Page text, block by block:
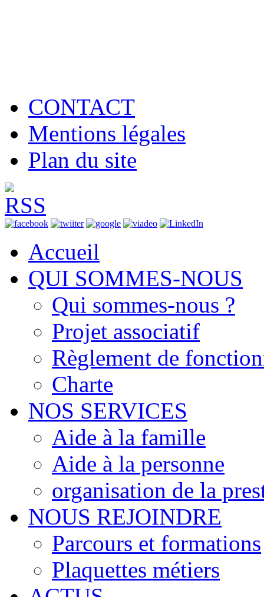
CONTACT
Mentions légales
Plan du site
Accueil
QUI SOMMES-NOUS
Qui sommes-nous ?
Projet associatif
Règlement de
Charte
NOS SERVICES
Aide à la famille
Aide à la personne
organisation de la
NOUS REJOINDRE
Parcours et formations
Plaquettes métiers